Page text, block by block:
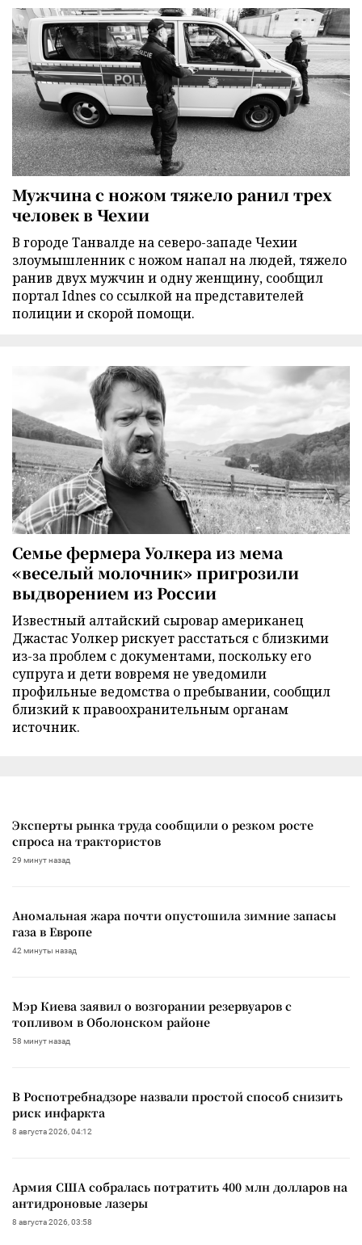
Мужчина с ножом тяжело ранил трех
человек в Чехии
В городе Танвалде на северо-западе Чехии
злоумышленник с ножом напал на людей, тяжело
ранив двух мужчин и одну женщину, сообщил
портал Idnes со ссылкой на представителей
полиции и скорой помощи.
Семье фермера Уолкера из мема
«веселый молочник» пригрозили
выдворением из России
Известный алтайский сыровар американец
Джастас Уолкер рискует расстаться с близкими
из-за проблем с документами, поскольку его
супруга и дети вовремя не уведомили
профильные ведомства о пребывании, сообщил
близкий к правоохранительным органам
источник.
Эксперты рынка труда сообщили о резком росте
спроса на трактористов
29 минут назад
Аномальная жара почти опустошила зимние запасы
газа в Европе
42 минуты назад
Мэр Киева заявил о возгорании резервуаров с
топливом в Оболонском районе
58 минут назад
В Роспотребнадзоре назвали простой способ снизить
риск инфаркта
8 августа 2026, 04:12
Армия США собралась потратить 400 млн долларов на
антидроновые лазеры
8 августа 2026, 03:58